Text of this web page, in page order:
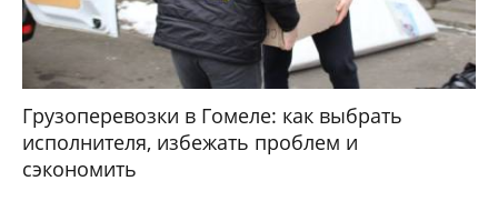
Грузоперевозки в Гомеле: как выбрать
исполнителя, избежать проблем и
сэкономить